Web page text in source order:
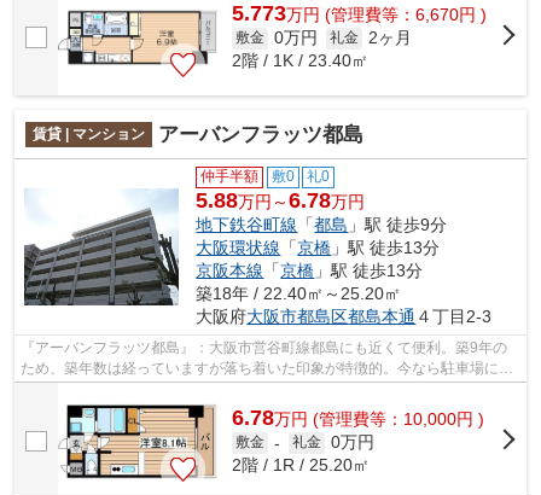
5.773万円 (管理費等：6,670円 )
敷金 0万円 礼金 2ヶ月
2階 / 1K / 23.40㎡
賃貸 | マンション アーバンフラッツ都島
仲手半額 敷0 礼0
5.88万円～6.78万円
地下鉄谷町線 「都島 」駅 徒歩9分
大阪環状線 「京橋 」駅 徒歩13分
京阪本線 「京橋 」駅 徒歩13分
築18年 / 22.40㎡～25.20㎡
大阪府大阪市都島区都島本通 ４丁目2-3
『アーバンフラッツ都島』：大阪市営谷町線都島にも近くて便利。築9年の
ため、築年数は経っていますが落ち着いた印象が特徴的。今なら駐車場に空
6.78万円 (管理費等：10,000円 )
敷金 - 礼金 0万円
2階 / 1R / 25.20㎡